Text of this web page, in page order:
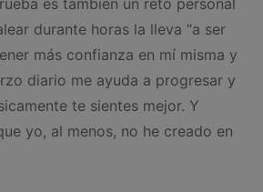
es también un reto personal
durante horas la lleva “a ser
más confianza en mí misma y
diario me ayuda a progresar y
te sientes mejor. Y
yo, al menos, no he creado en